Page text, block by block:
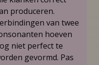
produceren.
van twee
hoeven
niet perfect te
gevormd. Pas